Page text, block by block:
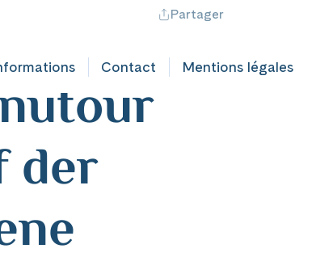
Contact Mentions légales
Partager
der